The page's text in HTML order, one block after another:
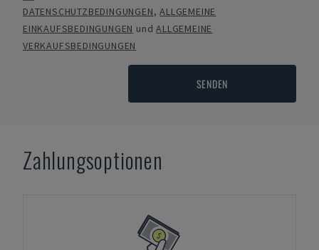
DATENSCHUTZBEDINGUNGEN,ALLGEMEINE
EINKAUFSBEDINGUNGEN undALLGEMEINE
VERKAUFSBEDINGUNGEN
SENDEN
Zahlungsoptionen